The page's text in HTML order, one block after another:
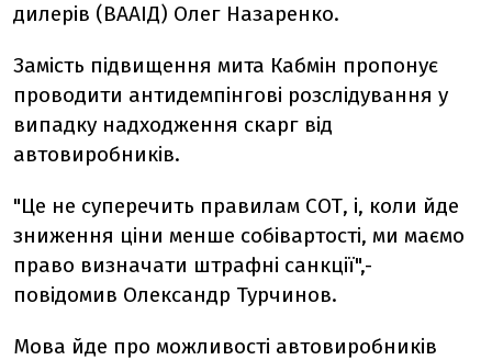
дилерів (ВААІД) Олег Назаренко.
Замість підвищення мита Кабмін пропонує
проводити антидемпінгові розслідування у
випадку надходження скарг від
автовиробників.
"Це не суперечить правилам СОТ, і, коли йде
зниження ціни менше собівартості, ми маємо
право визначати штрафні санкції",-
повідомив Олександр Турчинов.
Мова йде про можливості автовиробників